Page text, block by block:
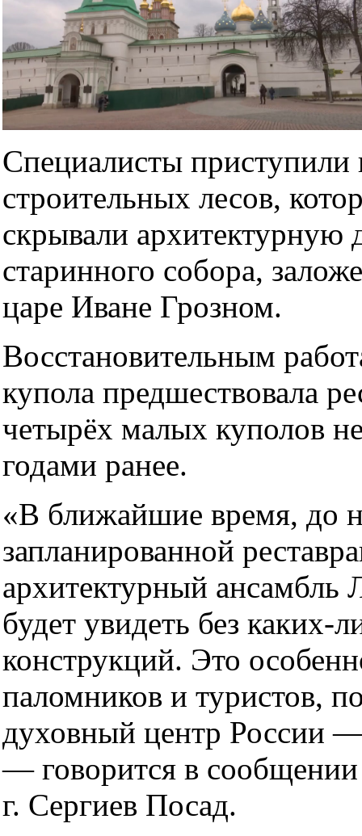
Специалисты
строительных лесов,
скрывали архитектурную
старинного собора,
царе Иване Грозном.
Восстановительным
купола предшествовала
четырёх малых куполов
годами ранее.
«В ближайшие время, до
запланированной
архитектурный
будет увидеть без каких-
конструкций. Это
паломников и туристов,
духовный центр России
— говорится в
г. Сергиев Посад.